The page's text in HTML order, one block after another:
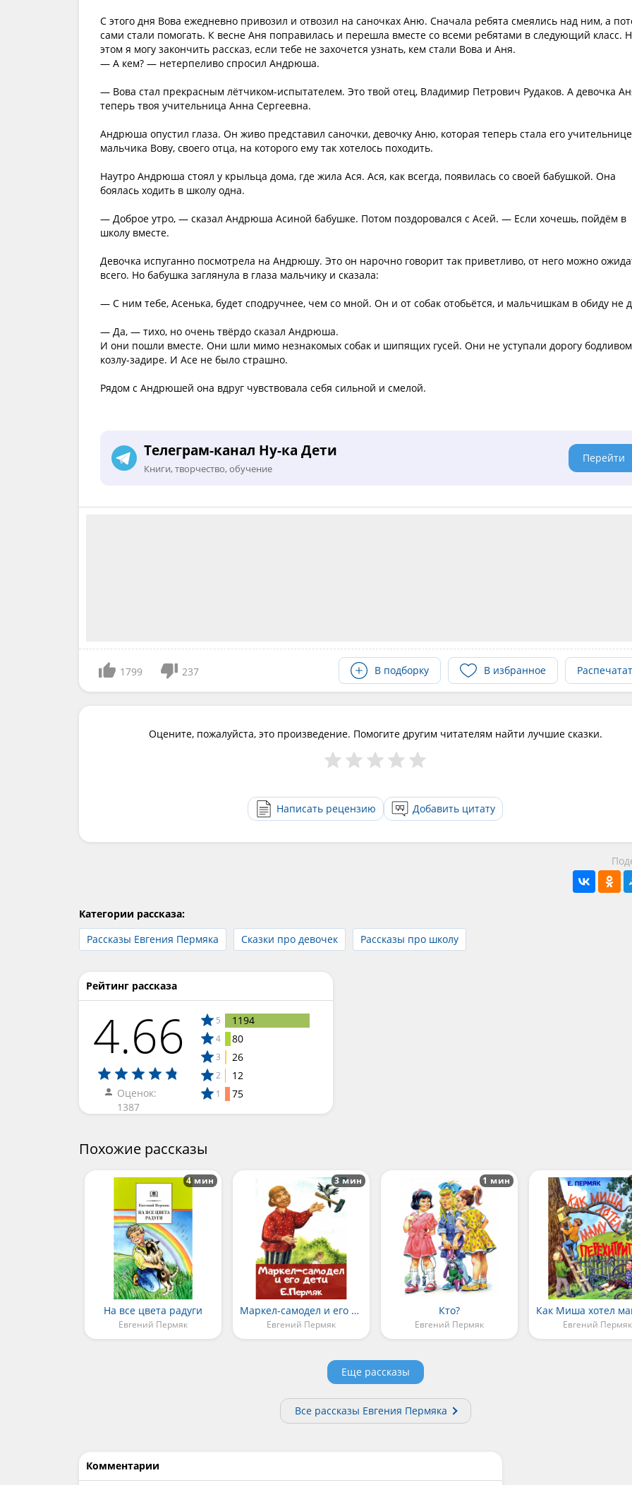
С этого дня Вова ежедневно привозил и отвозил на саночках Аню. Сначала ребята смеялись над ним, а
сами стали помогать. К весне Аня поправилась и перешла вместе со всеми ребятами в следующий класс.
этом я могу закончить рассказ, если тебе не захочется узнать, кем стали Вова и Аня.
— А кем? — нетерпеливо спросил Андрюша.
— Вова стал прекрасным лётчиком-испытателем. Это твой отец, Владимир Петрович Рудаков. А девочка
теперь твоя учительница Анна Сергеевна.
Андрюша опустил глаза. Он живо представил саночки, девочку Аню, которая теперь стала его
мальчика Вову, своего отца, на которого ему так хотелось походить.
Наутро Андрюша стоял у крыльца дома, где жила Ася. Ася, как всегда, появилась со своей бабушкой. Она
боялась ходить в школу одна.
— Доброе утро, — сказал Андрюша Асиной бабушке. Потом поздоровался с Асей. — Если хочешь, пойдём в
школу вместе.
Девочка испуганно посмотрела на Андрюшу. Это он нарочно говорит так приветливо, от него можно
всего. Но бабушка заглянула в глаза мальчику и сказала:
— С ним тебе, Асенька, будет сподручнее, чем со мной. Он и от собак отобьётся, и мальчишкам в обиду не
— Да, — тихо, но очень твёрдо сказал Андрюша.
И они пошли вместе. Они шли мимо незнакомых собак и шипящих гусей. Они не уступали дорогу
козлу-задире. И Асе не было страшно.
Рядом с Андрюшей она вдруг чувствовала себя сильной и смелой.
Телеграм-канал Ну-ка Дети
Книги, творчество, обучение
Перейти
1799 237 В подборку В избранное
Оцените, пожалуйста, это произведение. Помогите другим читателям найти лучшие сказки.
Написать рецензию Добавить цитату
Категории рассказа:
Рассказы Евгения Пермяка
Сказки про девочек Рассказы про школу
Рейтинг рассказа
4.66
Оценок:
1387
5 1194
4 80
3 26
2 12
1 75
Похожие рассказы
На все цвета радуги
Евгений Пермяк
4 мин
Маркел-самодел и его дети
Евгений Пермяк
3 мин
Кто?
Евгений Пермяк
1 мин
Евгений Пермяк
Еще рассказы
Все рассказы Евгения Пермяка
Комментарии